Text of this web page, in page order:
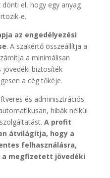
el, hogy egy anyag
e.
az engedélyezési
. A szakértő összeállítja a
a minimálisan
jövedéki biztosíték
a cég tőkéje.
és adminisztrációs
hibák nélkül
A profit
átvilágítja, hogy a
felhasználásra,
a megfizetett jövedéki